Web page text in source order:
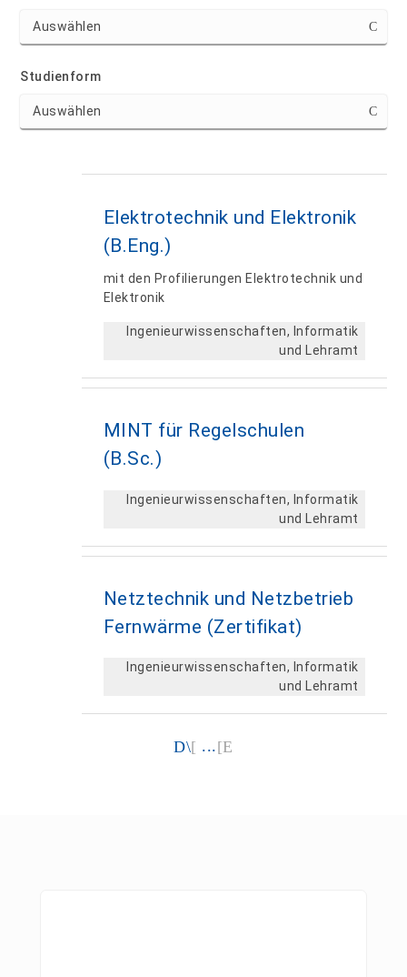
Studienform
Elektrotechnik und Elektronik
(B.Eng.)
mit den Profilierungen Elektrotechnik und
Elektronik
Ingenieurwissenschaften, Informatik
und Lehramt
MINT für Regelschulen
(B.Sc.)
Ingenieurwissenschaften, Informatik
und Lehramt
Netztechnik und Netzbetrieb
Fernwärme (Zertifikat)
Ingenieurwissenschaften, Informatik
und Lehramt